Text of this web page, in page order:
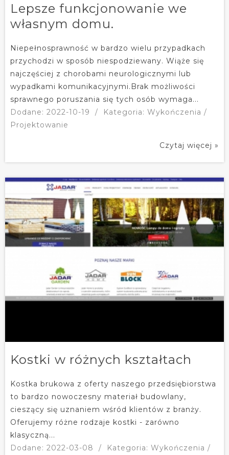
Lepsze funkcjonowanie we
własnym domu.
Niepełnosprawność w bardzo wielu przypadkach
przychodzi w sposób niespodziewany. Wiąże się
najczęściej z chorobami neurologicznymi lub
wypadkami komunikacyjnymi.Brak możliwości
sprawnego poruszania się tych osób wymaga...
Dodane: 2022-10-19
/
Kategoria: Wykończenia /
Projektowanie
Czytaj więcej »
Kostki w różnych kształtach
Kostka brukowa z oferty naszego przedsiębiorstwa
to bardzo nowoczesny materiał budowlany,
cieszący się uznaniem wśród klientów z branży.
Oferujemy różne rodzaje kostki - zarówno
klasyczną...
Dodane: 2022-03-08
/
Kategoria: Wykończenia /